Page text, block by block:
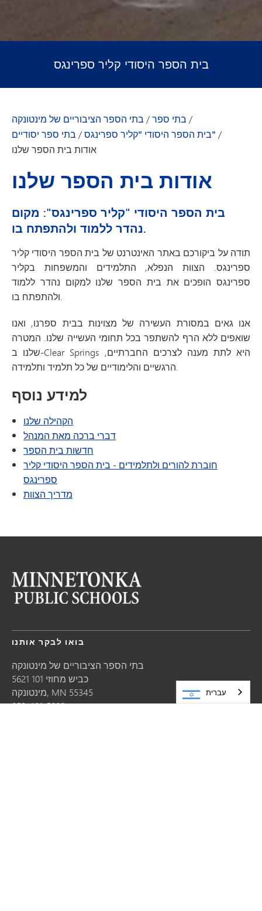
בית הספר היסודי קליר ספרינגס
בתי הספר הציבוריים של מינטונקה /בתי ספר /
בתי ספר יסודיים / בית הספר היסודי "קליר ספרינגס" /
אודות בית הספר שלנו
אודות בית הספר שלנו
בית הספר היסודי "קליר ספרינגס": מקום
נהדר ללמוד ולהתפתח בו.
תודה על ביקורכם באתר האינטרנט של בית הספר היסודי קליר
ספרינגס. הצוות הנפלא, התלמידים והמשפחות בקליר
ספרינגס הופכים את בית הספר שלנו למקום נהדר ללמוד
ולהתפתח בו.
אנו גאים במסורת העשירה של מצוינות בבית ספרנו, ואנו
שואפים ללא הרף להשתפר בכל תחומי העשייה שלנו. המטרה
שלנו ב-Clear Springs היא לתת מענה לצרכים החברתיים,
הרגשיים והלימודיים של כל תלמיד ותלמידה.
למידע נוסף
הקהילה שלנו
דברי ברכה מאת המנהל
חדשות בית הספר
חוברת להורים ולתלמידים - בית הספר היסודי קליר
ספרינגס
מדריך הצוות
בואו לבקר אותנו
בתי הספר הציבוריים של מינטונקה
5621 כביש מחוזי 101
מינטונקה, MN 55345
952-401-5000
עברית